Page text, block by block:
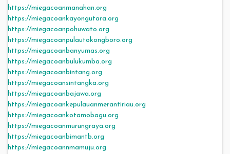
https://miegacoanmanahan.org
https://miegacoankayongutara.org
https://miegacoanpohuwato.org
https://miegacoanpulautokongboro.org
https://miegacoanbanyumas.org
https://miegacoanbulukumba.org
https://miegacoanbintang.org
https://miegacoansintangka.org
https://miegacoanbajawa.org
https://miegacoankepulauanmerantiriau.org
https://miegacoankotamobagu.org
https://miegacoanmurungraya.org
https://miegacoanbimantb.org
https://miegacoannmamuju.org